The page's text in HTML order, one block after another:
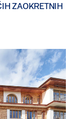
ZAOKRETNIH